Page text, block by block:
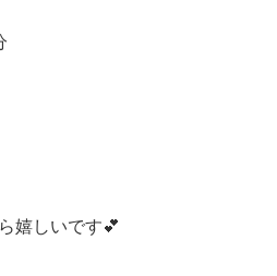
嬉しいです💕